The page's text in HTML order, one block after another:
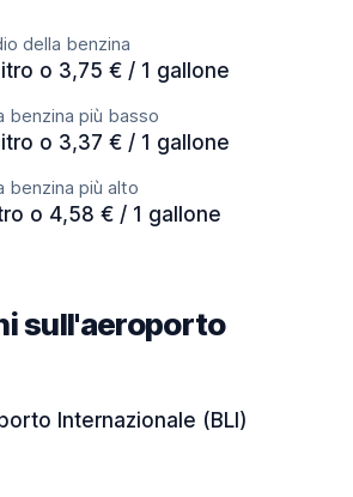
della benzina
o 3,75 € / 1 gallone
benzina più basso
o 3,37 € / 1 gallone
benzina più alto
o 4,58 € / 1 gallone
sull'aeroporto
Internazionale (BLI)